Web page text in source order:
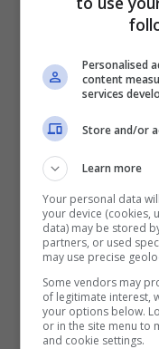
Personalised
content
services
Store and/or
Learn more
Your personal data
your device (cookies,
data) may be stored
partners, or used
may use precise
Some vendors may
of legitimate interest,
your options below.
or in the site menu to
and cookie settings.